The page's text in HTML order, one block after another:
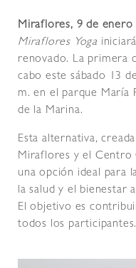
Miraflores, 9 de enero
Miraflores Yoga
renovado. La primera
cabo este sábado 13
m. en el parque María
de la Marina.
Esta alternativa,
Miraflores y el Centro
una opción ideal para
la salud y el bienestar
El objetivo es
todos los participantes.